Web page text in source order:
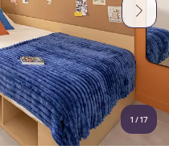
Língua
agora
French
1 /17